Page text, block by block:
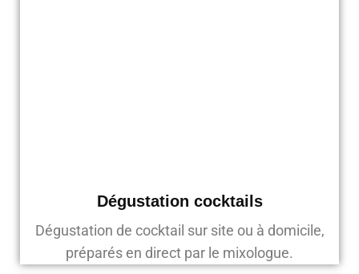
Dégustation cocktails
Dégustation de cocktail sur site ou à domicile,
préparés en direct par le mixologue.